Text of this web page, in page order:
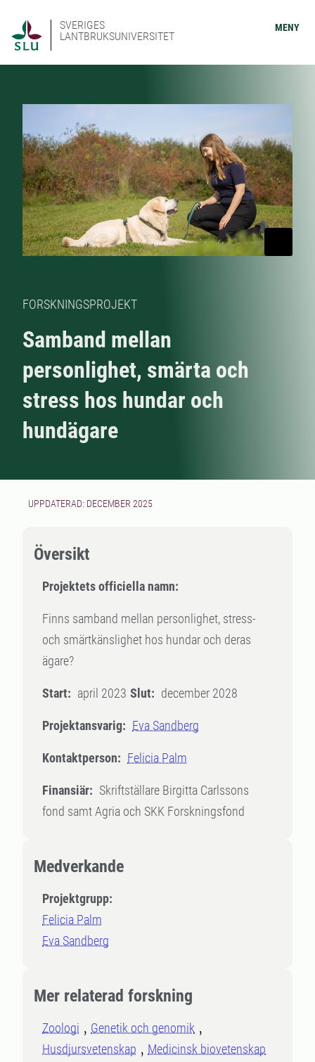
SVERIGES
LANTBRUKSUNIVERSITET
MENY
FORSKNINGSPROJEKT
Samband mellan
personlighet, smärta och
stress hos hundar och
hundägare
UPPDATERAD: DECEMBER 2025
Översikt
Projektets officiella namn:
Finns samband mellan personlighet, stress-
och smärtkänslighet hos hundar och deras
ägare?
Start: april 2023 Slut: december 2028
Projektansvarig: Eva Sandberg
Kontaktperson: Felicia Palm
Finansiär: Skriftställare Birgitta Carlssons
fond samt Agria och SKK Forskningsfond
Medverkande
Projektgrupp:
Felicia Palm
Eva Sandberg
Mer relaterad forskning
Zoologi
Genetik och genomik
Husdjursvetenskap
Medicinsk biovetenskap